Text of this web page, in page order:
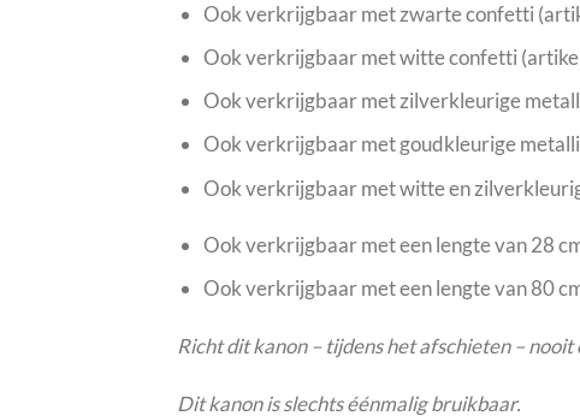
Ook verkrijgbaar met zwarte confetti
Ook verkrijgbaar met witte confetti
Ook verkrijgbaar met zilverkleurige
Ook verkrijgbaar met goudkleurige
Ook verkrijgbaar met witte en
Ook verkrijgbaar met een lengte van 28
Ook verkrijgbaar met een lengte van 80
Richt dit kanon – tijdens het afschieten – nooit
Dit kanon is slechts éénmalig bruikbaar.